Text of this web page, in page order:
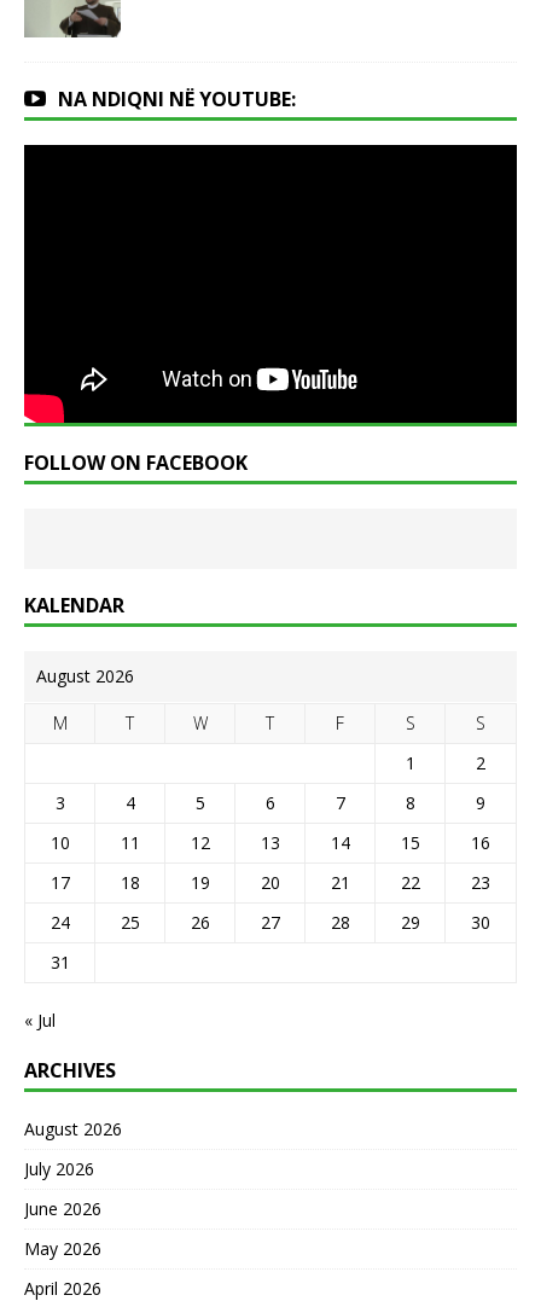
NA NDIQNI NË YOUTUBE:
FOLLOW ON FACEBOOK
KALENDAR
August 2026
M T W T F S
S
1
2
3
4 5 6 7 8
9
10
11 12 13 14 15
16
17
18 19 20 21 22
23
24
25 26 27 28 29
30
31
« Jul
ARCHIVES
August 2026
July 2026
June 2026
May 2026
April 2026